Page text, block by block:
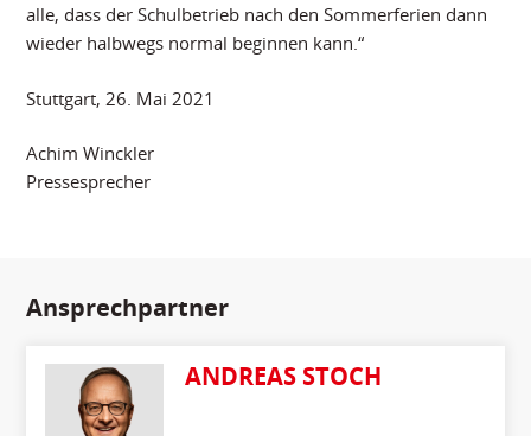
alle, dass der Schulbetrieb nach den Sommerferien dann
wieder halbwegs normal beginnen kann.“
Stuttgart, 26. Mai 2021
Achim Winckler
Pressesprecher
Ansprechpartner
ANDREAS STOCH